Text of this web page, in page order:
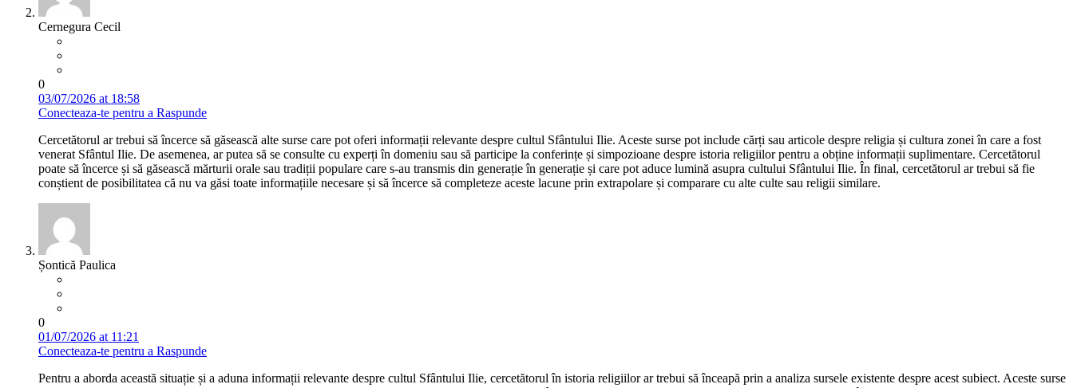
Cernegura Cecil
0
03/07/2026 at 18:58
Conecteaza-te pentru a Raspunde
Cercetătorul ar trebui să încerce să găsească alte surse care pot oferi informații relevante despre cultul Sfântului Ilie. Aceste surse pot include cărți sau articole despre religia și cultura zonei în care a fost
venerat Sfântul Ilie. De asemenea, ar putea să se consulte cu experți în domeniu sau să participe la conferințe și simpozioane despre istoria religiilor pentru a obține informații suplimentare. Cercetătorul
poate să încerce și să găsească mărturii orale sau tradiții populare care s-au transmis din generație în generație și care pot aduce lumină asupra cultului Sfântului Ilie. În final, cercetătorul ar trebui să fie
conștient de posibilitatea că nu va găsi toate informațiile necesare și să încerce să completeze aceste lacune prin extrapolare și comparare cu alte culte sau religii similare.
Șontică Paulica
0
01/07/2026 at 11:21
Conecteaza-te pentru a Raspunde
Pentru a aborda această situație și a aduna informații relevante despre cultul Sfântului Ilie, cercetătorul în istoria religiilor ar trebui să înceapă prin a analiza sursele existente despre acest subiect. Aceste surse